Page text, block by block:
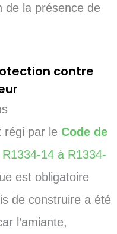
de la présence de
contre
régi par le Code de
14 à R1334-
est obligatoire
de construire a été
l’amiante,